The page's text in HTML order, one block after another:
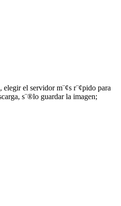
el servidor m¨¢s r¨¢pido para
s¨®lo guardar la imagen;